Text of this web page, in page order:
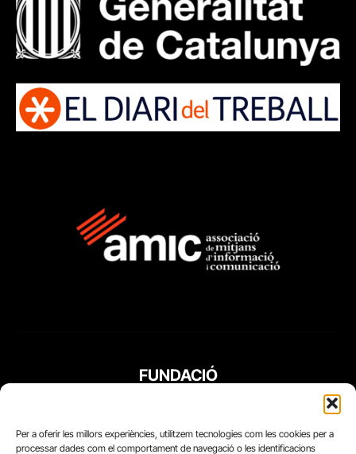
Per a oferir les millors experiències, utilitzem tecnologies com les cookies per a
processar dades com el comportament de navegació o les identificacions
FUNDACIÓ